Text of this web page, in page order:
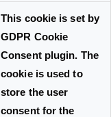
This cookie is set by
GDPR Cookie
Consent plugin. The
cookie is used to
store the user
consent for the